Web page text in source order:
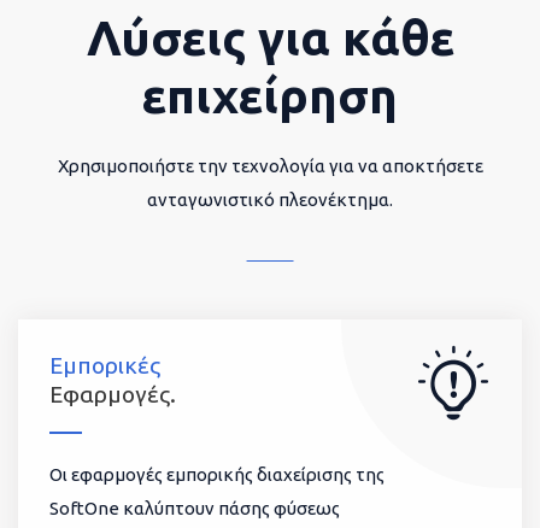
Λύσεις για κάθε
επιχείρηση
Χρησιμοποιήστε την τεχνολογία για να αποκτήσετε
ανταγωνιστικό πλεονέκτημα.
Εμπορικές
Εφαρμογές.
Οι εφαρμογές εμπορικής διαχείρισης της
SoftOne καλύπτουν πάσης φύσεως